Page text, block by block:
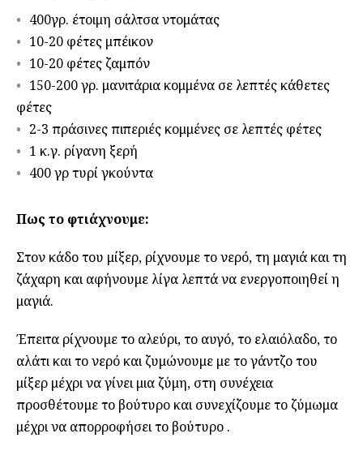
400γρ. έτοιμη σάλτσα ντομάτας
10-20 φέτες μπέικον
10-20 φέτες ζαμπόν
150-200 γρ. μανιτάρια κομμένα σε λεπτές κάθετες
φέτες
2-3 πράσινες πιπεριές κομμένες σε λεπτές φέτες
1 κ.γ. ρίγανη ξερή
400 γρ τυρί γκούντα
Πως το φτιάχνουμε:
Στον κάδο του μίξερ, ρίχνουμε το νερό, τη μαγιά και τη
ζάχαρη και αφήνουμε λίγα λεπτά να ενεργοποιηθεί η
μαγιά.
Έπειτα ρίχνουμε το αλεύρι, το αυγό, το ελαιόλαδο, το
αλάτι και το νερό και ζυμώνουμε με το γάντζο του
μίξερ μέχρι να γίνει μια ζύμη, στη συνέχεια
προσθέτουμε το βούτυρο και συνεχίζουμε το ζύμωμα
μέχρι να απορροφήσει το βούτυρο .